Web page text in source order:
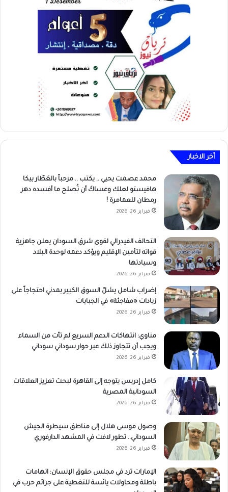
أخر الاخبار
محمد عصمت يحيي .. يكتب .. مرحباً بالعَطّار بيكا
هافيستو لعلك وعساكَ أن تُصلح ما أفسده دهر
رمطان للعمامرة !
فبراير 26, 2026
التحالف الفيدرالي لقوى شرق السودان يعلن جاهزية
قواته لتأمين الإقليم ويؤكد دعمه لوحدة البلاد
وسيادتها
فبراير 26, 2026
إضراب شامل يشلّ السوق الكبير بمدني احتجاجاً على
زيادات «مفاجئة» في الجبايات
فبراير 26, 2026
مناوي: انتهاكات الدعم السريع لم تأت من السماء
ويجب أن تتجاوز ذلك عبر حوار سوداني سوداني
فبراير 26, 2026
كامل إدريس يتوجه إلى القاهرة لبحث تعزيز العلاقات
السودانية المصرية
فبراير 26, 2026
وصول موسى هلال إلى مناطق سيطرة الجيش
السوداني.. تطور لافت في المشهد الدارفوري
فبراير 26, 2026
الإمارات ترد في مجلس حقوق الإنسان: اتهامات
باطلة ومحاولات يائسة للتغطية على جرائم حرب في